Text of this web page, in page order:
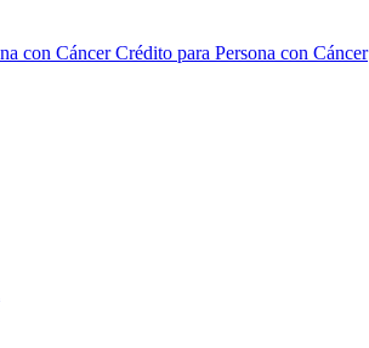
Crédito para Persona con Cáncer